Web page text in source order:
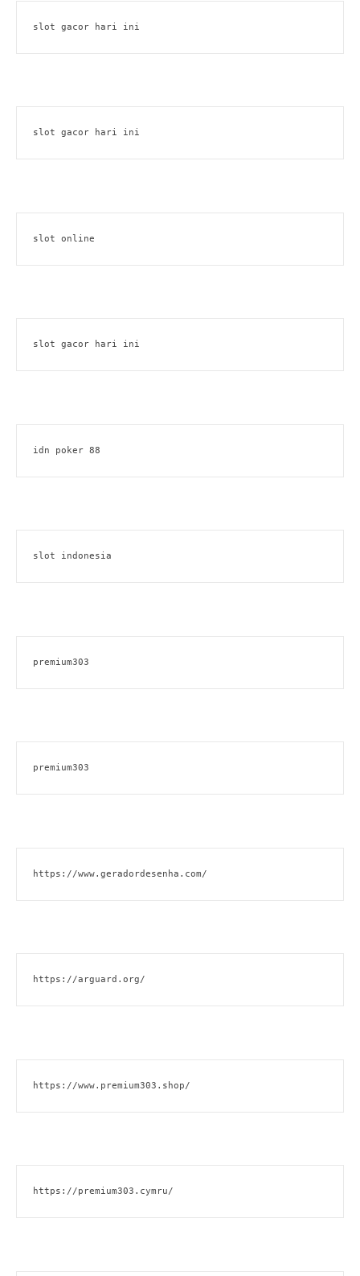
slot gacor hari ini
slot gacor hari ini
slot online
slot gacor hari ini
idn poker 88
slot indonesia
premium303
premium303
https://www.geradordesenha.com/
https://arguard.org/
https://www.premium303.shop/
https://premium303.cymru/